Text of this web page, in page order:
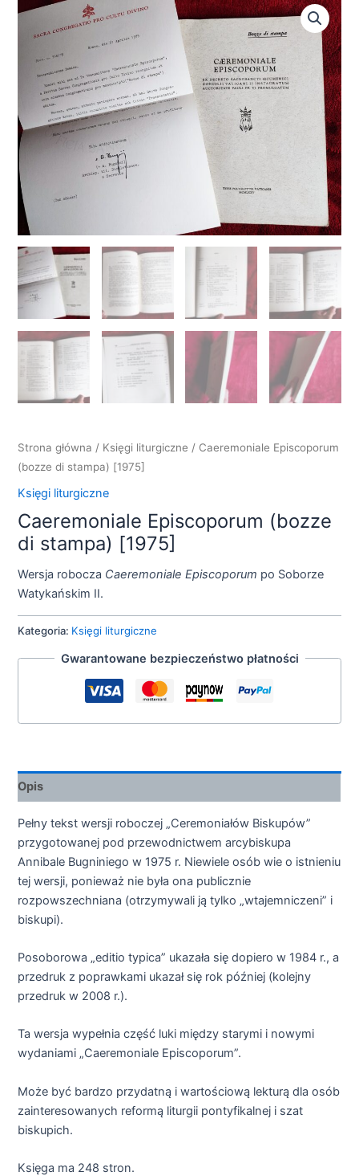
Strona główna / Księgi liturgiczne / Caeremoniale Episcoporum
(bozze di stampa) [1975]
Księgi liturgiczne
Caeremoniale Episcoporum (bozze
di stampa) [1975]
Wersja robocza Caeremoniale Episcoporum po Soborze
Watykańskim II.
Kategoria: Księgi liturgiczne
Gwarantowane bezpieczeństwo płatności
Opis
Pełny tekst wersji roboczej „Ceremoniałów Biskupów”
przygotowanej pod przewodnictwem arcybiskupa
Annibale Bugniniego w 1975 r. Niewiele osób wie o istnieniu
tej wersji, ponieważ nie była ona publicznie
rozpowszechniana (otrzymywali ją tylko „wtajemniczeni” i
biskupi).
Posoborowa „editio typica” ukazała się dopiero w 1984 r., a
przedruk z poprawkami ukazał się rok później (kolejny
przedruk w 2008 r.).
Ta wersja wypełnia część luki między starymi i nowymi
wydaniami „Caeremoniale Episcoporum”.
Może być bardzo przydatną i wartościową lekturą dla osób
zainteresowanych reformą liturgii pontyfikalnej i szat
biskupich.
Księga ma 248 stron.